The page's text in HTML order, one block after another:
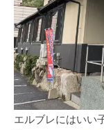
エルブレにはいい